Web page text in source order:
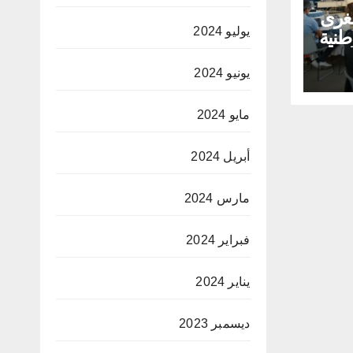
يوليو 2024
يونيو 2024
مايو 2024
أبريل 2024
مارس 2024
فبراير 2024
يناير 2024
ديسمبر 2023